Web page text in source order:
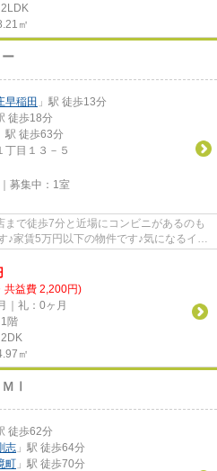
㎡
早稲田 」駅 徒歩13分
徒歩18分
駅 徒歩63分
丁目１３－５
募集中： 1室
で徒歩7分と近場にコンビニがあるのも
♪家賃5万円以下の物件です♪気になるイチ
共益費 2,200円)
｜礼：0ヶ月
階
㎡
Ⅰ
徒歩62分
志 」駅 徒歩64分
町 」駅 徒歩70分